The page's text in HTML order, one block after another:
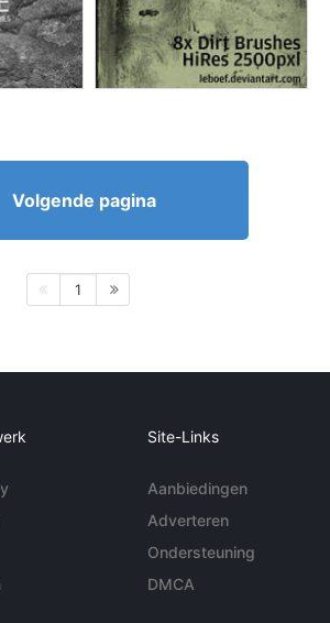
Volgende pagina
1
Site-Links
Aanbiedingen
Adverteren
Ondersteuning
DMCA